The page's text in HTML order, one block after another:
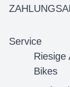
Service
Riesige
Bikes